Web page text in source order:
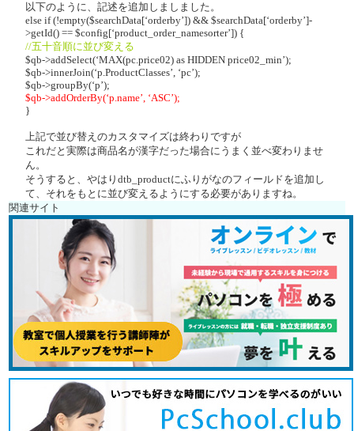
以下のように、記述を追加しましました。
else if (!empty($searchData[‘orderby’]) && $searchData[‘orderby’]-
>getId() == $config[‘product_order_namesorter’]) {
//五十音順に並び変える
$qb->addSelect(‘MAX(pc.price02) as HIDDEN price02_min’);
$qb->innerJoin(‘p.ProductClasses’, ‘pc’);
$qb->groupBy(‘p’);
$qb->addOrderBy(‘p.name’, ‘ASC’);
}
上記で並び替えのカスタマイズは終わりですが
これだと実際は商品名が漢字だった場合にうまく並べ変わりませ
ん。
そうすると、やはりdtb_productにふりがなのフィールドを追加し
て、それをもとに並び変えるようにする必要がありますね。
関連サイト